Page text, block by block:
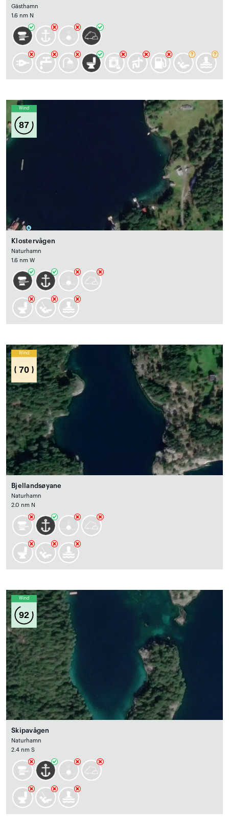
Gästhamn
1.6 nm N
Wind
87
Klostervågen
Naturhamn
1.6 nm W
Wind
70
Bjellandsøyane
Naturhamn
2.0 nm N
Wind
92
Skipavågen
Naturhamn
2.4 nm S